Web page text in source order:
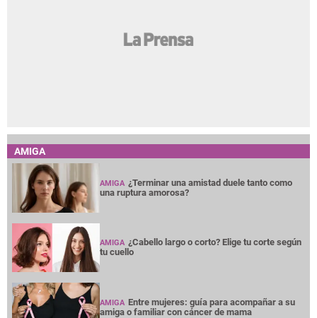
AMIGA
AMIGA ¿Terminar una amistad duele tanto como
una ruptura amorosa?
AMIGA ¿Cabello largo o corto? Elige tu corte según
tu cuello
AMIGA Entre mujeres: guía para acompañar a su
amiga o familiar con cáncer de mama